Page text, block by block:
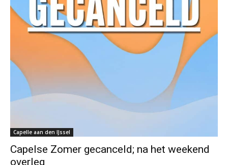
Capelle aan den IJssel
Capelse Zomer gecanceld; na het weekend
overleg